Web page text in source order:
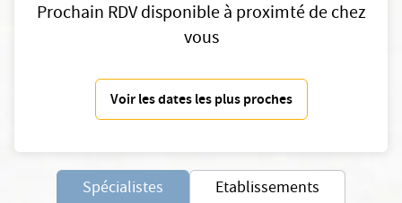
Prochain RDV disponible à proximté de chez
vous
Voir les dates les plus proches
Spécialistes Etablissements